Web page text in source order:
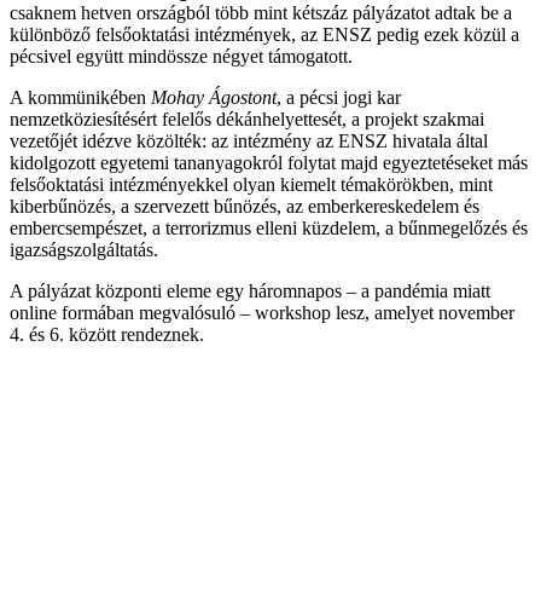
csaknem hetven országból több mint kétszáz pályázatot adtak be a
különböző felsőoktatási intézmények, az ENSZ pedig ezek közül a
pécsivel együtt mindössze négyet támogatott.
A kommünikében Mohay Ágostont, a pécsi jogi kar
nemzetköziesítésért felelős dékánhelyettesét, a projekt szakmai
vezetőjét idézve közölték: az intézmény az ENSZ hivatala által
kidolgozott egyetemi tananyagokról folytat majd egyeztetéseket más
felsőoktatási intézményekkel olyan kiemelt témakörökben, mint
kiberbűnözés, a szervezett bűnözés, az emberkereskedelem és
embercsempészet, a terrorizmus elleni küzdelem, a bűnmegelőzés és
igazságszolgáltatás.
A pályázat központi eleme egy háromnapos – a pandémia miatt
online formában megvalósuló – workshop lesz, amelyet november
4. és 6. között rendeznek.